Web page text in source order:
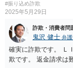
#振り込め詐欺
2025年5月29日
詐欺・消費者問
鬼沢 健士 弁
確実に詐欺です。 Ｌ
欺です。 返金請求は